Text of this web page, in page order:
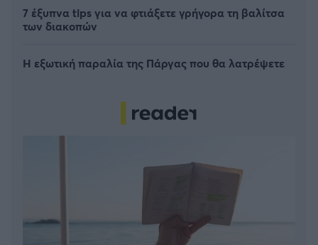
7 έξυπνα tips για να φτιάξετε γρήγορα τη βαλίτσα
των διακοπών
Η εξωτική παραλία της Πάργας που θα λατρέψετε